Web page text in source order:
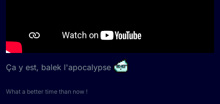
Ça y est, balek l'apocalypse
What a better time than now !